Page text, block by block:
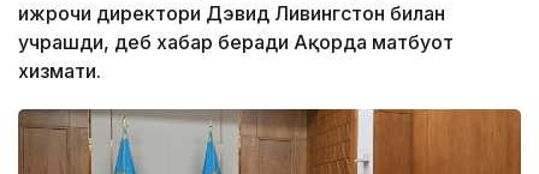
ижрочи директори Дэвид Ливингстон билан
учрашди, деб хабар беради Ақорда матбуот
хизмати.